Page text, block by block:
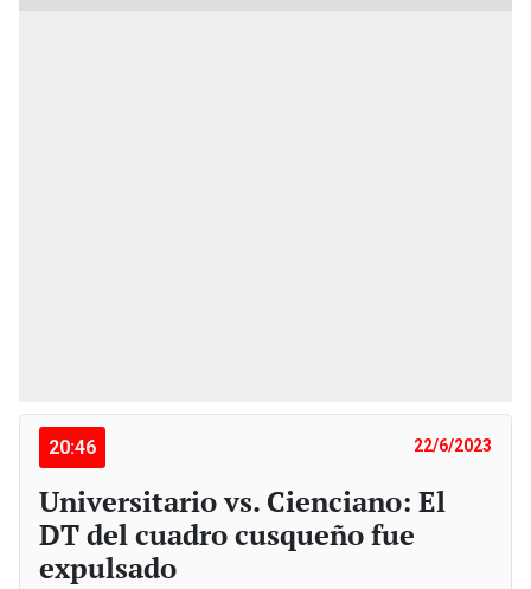
20:46 22/6/2023
Universitario vs. Cienciano: El
DT del cuadro cusqueño fue
expulsado